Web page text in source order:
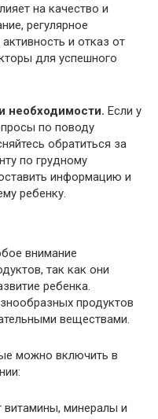
на качество и
регулярное
и отказ от
для успешного
необходимости. Если у
по поводу
обратиться за
по грудному
информацию и
ребенку.
внимание
так как они
ребенка.
продуктов
веществами.
можно включить в
витамины, минералы и